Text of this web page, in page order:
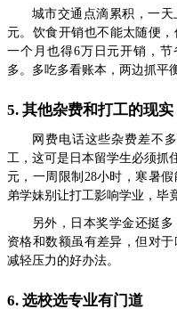
城市交通点滴累积，一天
元。饮食开销也不能太随便
一个月也得6万日元开销，
多。多吃多看账本，两边抓平
5. 其他杂费和打工的现实
网费电话这些杂费差不
工，这可是日本留学生必须抓
元，一周限制28小时，寒暑
弟学妹别让打工影响学业，毕
另外，日本奖学金还挺
资格和数额虽有差异，但对
减轻压力的好办法。
6. 选校选专业有门道